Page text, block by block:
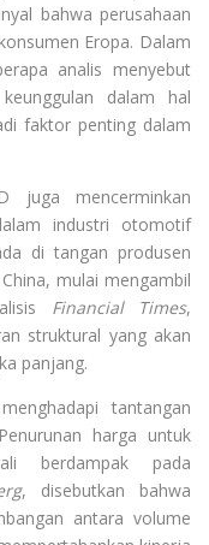
bahwa perusahaan
Eropa. Dalam
analis menyebut
dalam hal
faktor penting dalam
juga mencerminkan
industri otomotif
di tangan produsen
mulai mengambil
Financial Times,
struktural yang akan
panjang.
tantangan
harga untuk
berdampak pada
, disebutkan bahwa
antara volume